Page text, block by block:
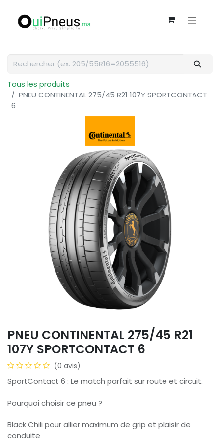
Tous les produits
PNEU CONTINENTAL 275/45 R21 107Y SPORTCONTACT
6
PNEU CONTINENTAL 275/45 R21
107Y SPORTCONTACT 6
(0 avis)
SportContact 6 : Le match parfait sur route et circuit.
Pourquoi choisir ce pneu ?
Black Chili pour allier maximum de grip et plaisir de
conduite